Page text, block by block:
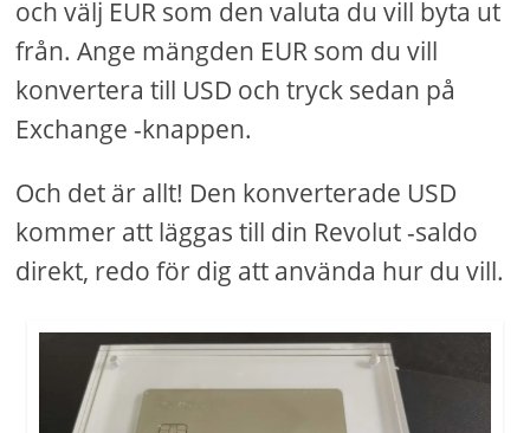
och välj EUR som den valuta du vill byta ut
från. Ange mängden EUR som du vill
konvertera till USD och tryck sedan på
Exchange -knappen.
Och det är allt! Den konverterade USD
kommer att läggas till din Revolut -saldo
direkt, redo för dig att använda hur du vill.